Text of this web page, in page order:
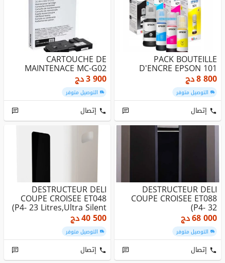
PACK BOUTEILLE
D'ENCRE EPSON 101
8 800دج
التوصيل متوفر
إتصال
CARTOUCHE DE
MAINTENACE MC-G02
3 900دج
التوصيل متوفر
إتصال
DESTRUCTEUR DELI
COUPE CROISEE ET088
(P4- 32
Litres,Manuel/Auto)
68 000دج
التوصيل متوفر
إتصال
DESTRUCTEUR DELI
COUPE CROISEE ET048
(P4- 23 Litres,Ultra Silent
50db)
40 500دج
التوصيل متوفر
إتصال